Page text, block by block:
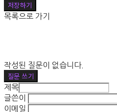
저장하기
목록으로 가기
작성된 질문이 없습니다.
질문 쓰기
제목
글쓴이
이메일